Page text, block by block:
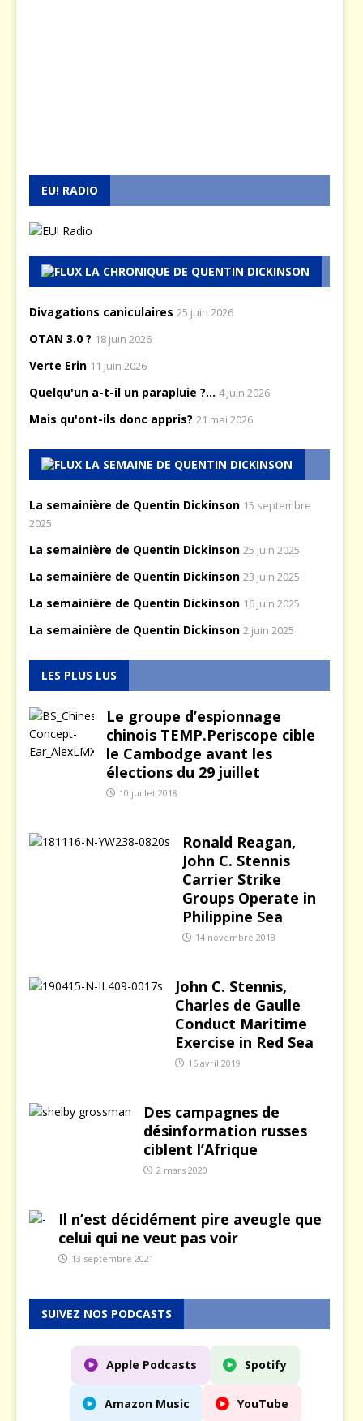
EU! RADIO
LA CHRONIQUE DE QUENTIN DICKINSON
Divagations caniculaires 25 juin 2026
OTAN 3.0 ? 18 juin 2026
Verte Erin 11 juin 2026
Quelqu'un a-t-il un parapluie ?... 4 juin 2026
Mais qu'ont-ils donc appris? 21 mai 2026
LA SEMAINE DE QUENTIN DICKINSON
La semainière de Quentin Dickinson 15 septembre
2025
La semainière de Quentin Dickinson 25 juin 2025
La semainière de Quentin Dickinson 23 juin 2025
La semainière de Quentin Dickinson 16 juin 2025
La semainière de Quentin Dickinson 2 juin 2025
LES PLUS LUS
Le groupe d’espionnage
chinois TEMP.Periscope cible
le Cambodge avant les
élections du 29 juillet
10 juillet 2018
Ronald Reagan,
John C. Stennis
Carrier Strike
Groups Operate in
Philippine Sea
14 novembre 2018
John C. Stennis,
Charles de Gaulle
Conduct Maritime
Exercise in Red Sea
16 avril 2019
Des campagnes de
désinformation russes
ciblent l’Afrique
2 mars 2020
Il n’est décidément pire aveugle que
celui qui ne veut pas voir
13 septembre 2021
SUIVEZ NOS PODCASTS
Apple Podcasts Spotify
Amazon Music YouTube